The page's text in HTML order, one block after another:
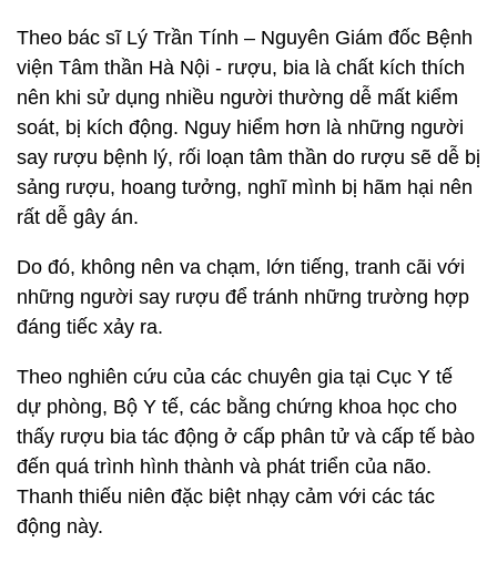
Theo bác sĩ Lý Trần Tính – Nguyên Giám đốc Bệnh
viện Tâm thần Hà Nội - rượu, bia là chất kích thích
nên khi sử dụng nhiều người thường dễ mất kiểm
soát, bị kích động. Nguy hiểm hơn là những người
say rượu bệnh lý, rối loạn tâm thần do rượu sẽ dễ bị
sảng rượu, hoang tưởng, nghĩ mình bị hãm hại nên
rất dễ gây án.
Do đó, không nên va chạm, lớn tiếng, tranh cãi với
những người say rượu để tránh những trường hợp
đáng tiếc xảy ra.
Theo nghiên cứu của các chuyên gia tại Cục Y tế
dự phòng, Bộ Y tế, các bằng chứng khoa học cho
thấy rượu bia tác động ở cấp phân tử và cấp tế bào
đến quá trình hình thành và phát triển của não.
Thanh thiếu niên đặc biệt nhạy cảm với các tác
động này.